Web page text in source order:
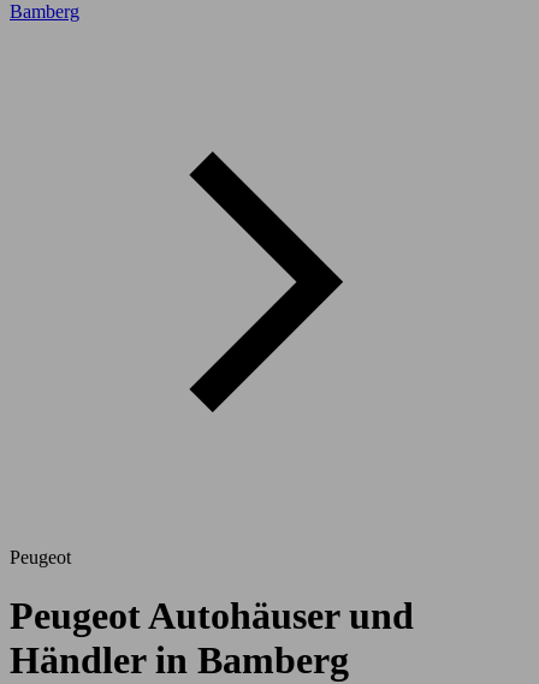
Bamberg
Peugeot
Peugeot Autohäuser und
Händler in Bamberg